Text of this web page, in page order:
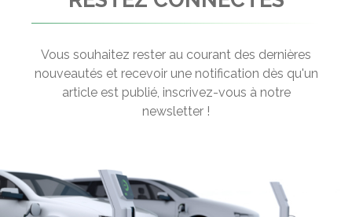
CIRCLE veut transformer durablement la mobilité urbaine
← Revenir aux actualités
DURABLEMENT LA MOBILITÉ
URBAINE
Vous souhaitez rester au courant des dernières
nouveautés et recevoir une notification dès qu'un
article est publié, inscrivez-vous à notre
newsletter !